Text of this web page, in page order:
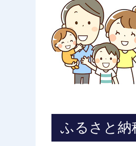
ふるさと納